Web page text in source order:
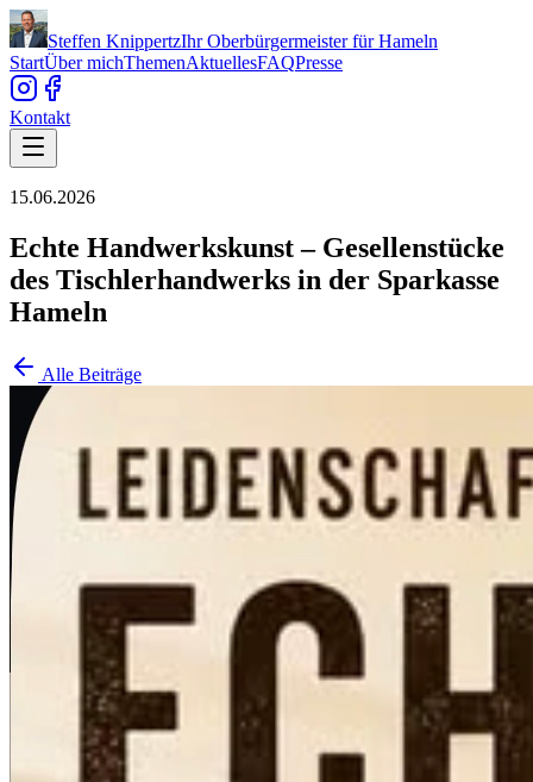
Steffen KnippertzIhr Oberbürgermeister für Hameln
StartÜber michThemenAktuellesFAQPresse
Kontakt
15.06.2026
Echte Handwerkskunst – Gesellenstücke
des Tischlerhandwerks in der Sparkasse
Hameln
Alle Beiträge